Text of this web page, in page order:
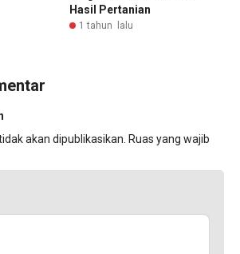
Hasil Pertanian
1 tahun lalu
akan dipublikasikan. Ruas yang wajib